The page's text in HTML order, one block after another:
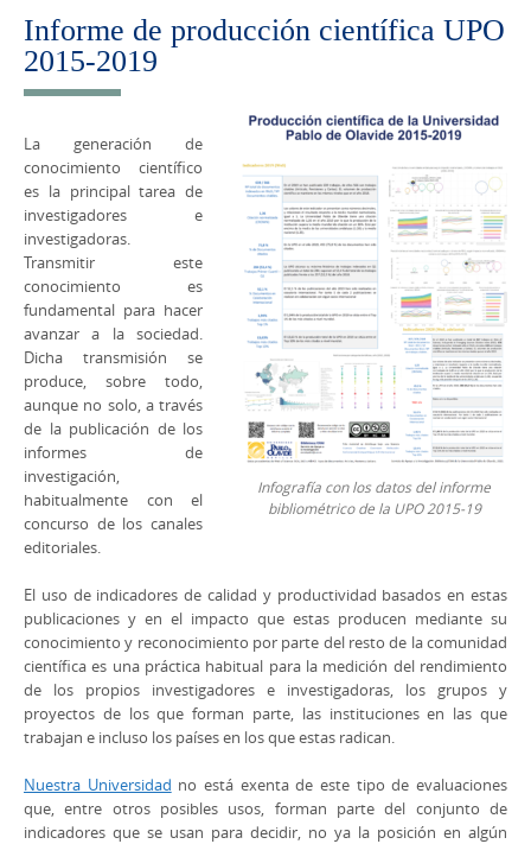
contenido
Informe de producción científica UPO
2015-2019
Infografía con los datos del informe
bibliométrico de la UPO 2015-19
La generación de
conocimiento científico
es la principal tarea de
investigadores e
investigadoras.
Transmitir este
conocimiento es
fundamental para hacer
avanzar a la sociedad.
Dicha transmisión se
produce, sobre todo,
aunque no solo, a través
de la publicación de los
informes de
investigación,
habitualmente con el
concurso de los canales
editoriales.
El uso de indicadores de calidad y productividad basados en estas
publicaciones y en el impacto que estas producen mediante su
conocimiento y reconocimiento por parte del resto de la comunidad
científica es una práctica habitual para la medición del rendimiento
de los propios investigadores e investigadoras, los grupos y
proyectos de los que forman parte, las instituciones en las que
trabajan e incluso los países en los que estas radican.
Nuestra Universidad no está exenta de este tipo de evaluaciones
que, entre otros posibles usos, forman parte del conjunto de
indicadores que se usan para decidir, no ya la posición en algún